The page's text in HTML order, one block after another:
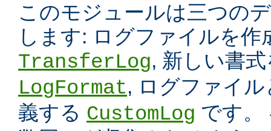
このモジュールは三つの
します: ログファイルを作
TransferLog, 新しい書
LogFormat, ログファイ
義する CustomLog です。